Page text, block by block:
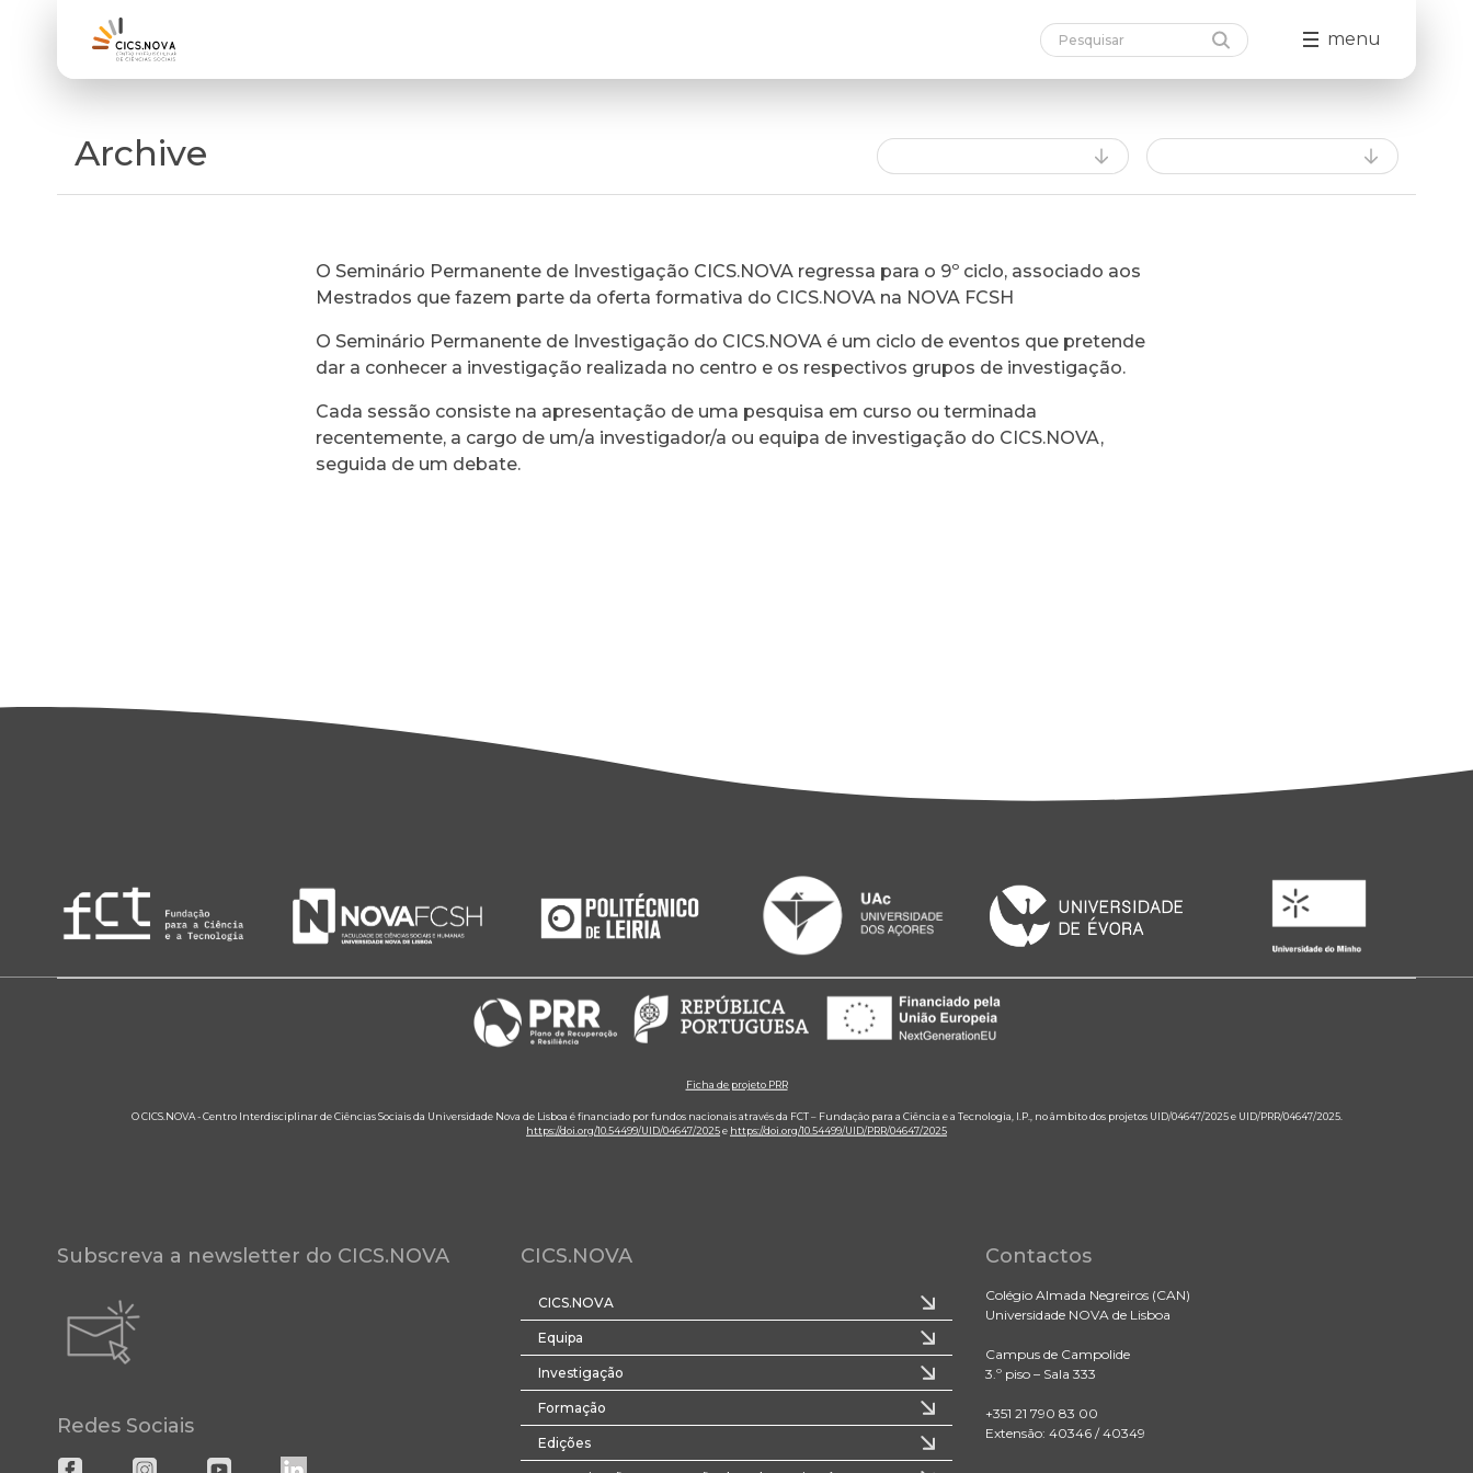
menu
Archive
O Seminário Permanente de Investigação CICS.NOVA regressa para o 9º ciclo, associado aos
Mestrados que fazem parte da oferta formativa do CICS.NOVA na NOVA FCSH
O Seminário Permanente de Investigação do CICS.NOVA é um ciclo de eventos que pretende
dar a conhecer a investigação realizada no centro e os respectivos grupos de investigação.
Cada sessão consiste na apresentação de uma pesquisa em curso ou terminada
recentemente, a cargo de um/a investigador/a ou equipa de investigação do CICS.NOVA,
seguida de um debate.
Ficha de projeto PRR
O CICS.NOVA - Centro Interdisciplinar de Ciências Sociais da Universidade Nova de Lisboa é financiado por fundos nacionais através da FCT – Fundação para a Ciência e a Tecnologia, I.P., no âmbito dos projetos UID/04647/2025 e UID/PRR/04647/2025.
https://doi.org/10.54499/UID/04647/2025e https://doi.org/10.54499/UID/PRR/04647/2025
Subscreva a newsletter do CICS.NOVA
Redes Sociais
CICS.NOVA
CICS.NOVA
Equipa
Investigação
Formação
Edições
Contactos
Colégio Almada Negreiros (CAN)
Universidade NOVA de Lisboa
Campus de Campolide
3.º piso – Sala 333
+351 21 790 83 00
Extensão: 40346 / 40349